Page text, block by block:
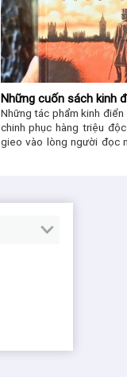
Những cuốn sách kinh
Những tác phẩm kinh
chinh phục hàng triệu
gieo vào lòng người đọc